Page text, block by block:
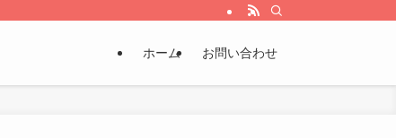
ホーム お問い合わせ